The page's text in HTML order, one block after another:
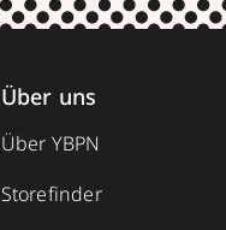
Über uns
Über YBPN
Storefinder